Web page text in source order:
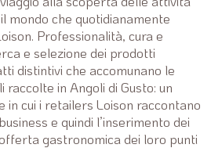
mondo che quotidianamente
Professionalità, cura e
e selezione dei prodotti
distintivi che accomunano le
in Angoli di Gusto: un
in cui i retailers Loison raccontano
e quindi l’inserimento dei
gastronomica dei loro punti